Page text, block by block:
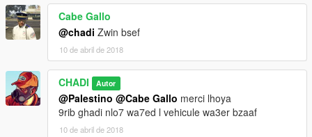
Cabe Gallo
@chadi Zwin bsef
10 de abril de 2018
CHADI Autor
@Palestino @Cabe Gallo merci lhoya
9rib ghadi nlo7 wa7ed l vehicule wa3er bzaaf
10 de abril de 2018